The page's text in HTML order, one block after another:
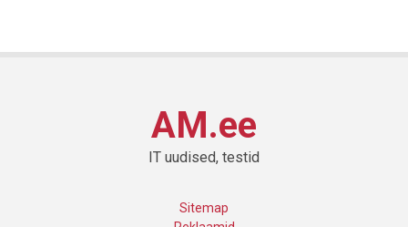
AM.ee
IT uudised, testid
Sitemap